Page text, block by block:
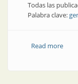
Todas las
Palabra clave:
Read more